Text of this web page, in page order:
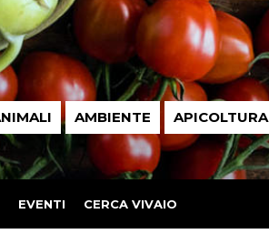
AMBIENTE APICOLTURA
EVENTI CERCA VIVAIO